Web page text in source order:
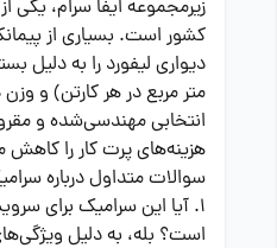
زیرمجموعه ایفا سرام، یکی
کشور است. بسیاری از
انتخابی مهندسی‌شده و
هزینه‌های پرت کار را
سوالات متداول درباره
1. آیا این سرامیک برای
است؟ بله، به دلیل